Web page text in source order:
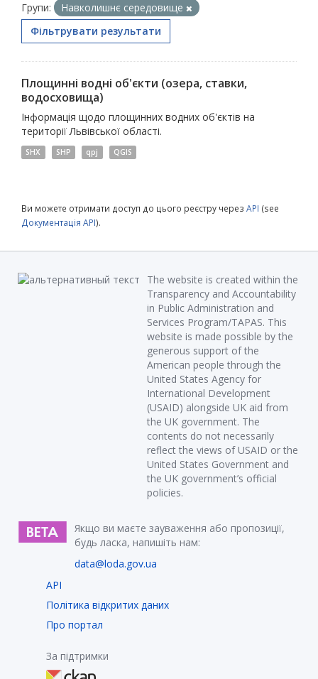
Групи:
Навколишнє середовище
Фільтрувати результати
Площинні водні об'єкти (озера, ставки,
водосховища)
Інформація щодо площинних водних об'єктів на
території Львівської області.
SHX SHP qpj QGIS
Ви можете отримати доступ до цього реєстру через API (see
Документація API).
The website is created within the
Transparency and Accountability
in Public Administration and
Services Program/TAPAS. This
website is made possible by the
generous support of the
American people through the
United States Agency for
International Development
(USAID) alongside UK aid from
the UK government. The
contents do not necessarily
reflect the views of USAID or the
United States Government and
the UK government’s official
policies.
Якщо ви маєте зауваження або пропозиції,
будь ласка, напишіть нам:
data@loda.gov.ua
API
Політика відкритих даних
Про портал
За підтримки